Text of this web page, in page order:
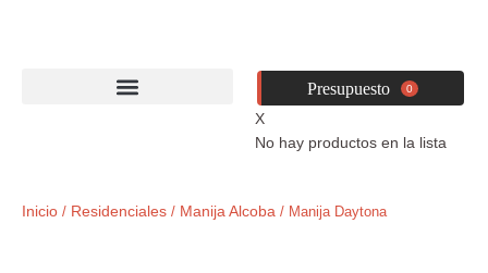
0
X
No hay productos en la lista
Inicio / Residenciales / Manija Alcoba / Manija Daytona